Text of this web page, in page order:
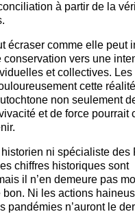
à partir de la
écraser comme elle peut
conservation vers une
et collectives. Les
cette
non seulement
et de force pourrait
ni spécialiste des
chiffres historiques sont
il n’en demeure pas
bon. Ni les actions
pandémies n’auront le